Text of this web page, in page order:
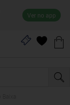
Ver no app